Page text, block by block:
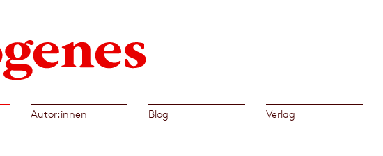
Autor:innen Blog Verlag